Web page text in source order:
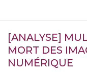
[ANALYSE]
MORT DES
NUMÉRIQUE